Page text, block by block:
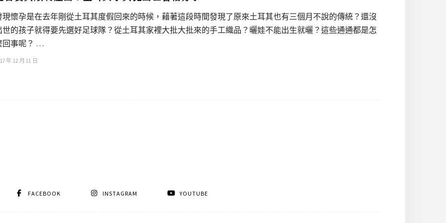
現懷孕是在去年剛從土耳其度假回來的時候，藉著這段時間發現了原來土耳其也有三個月不說的傳統？還沒
世的孩子就得要先選好足球隊？從土耳其家裡大批大批來的手工織品？曬娃不能出生就曬？這些通通都是怎
回事呢？ …
年 12 月 11 日
FACEBOOK INSTAGRAM YOUTUBE